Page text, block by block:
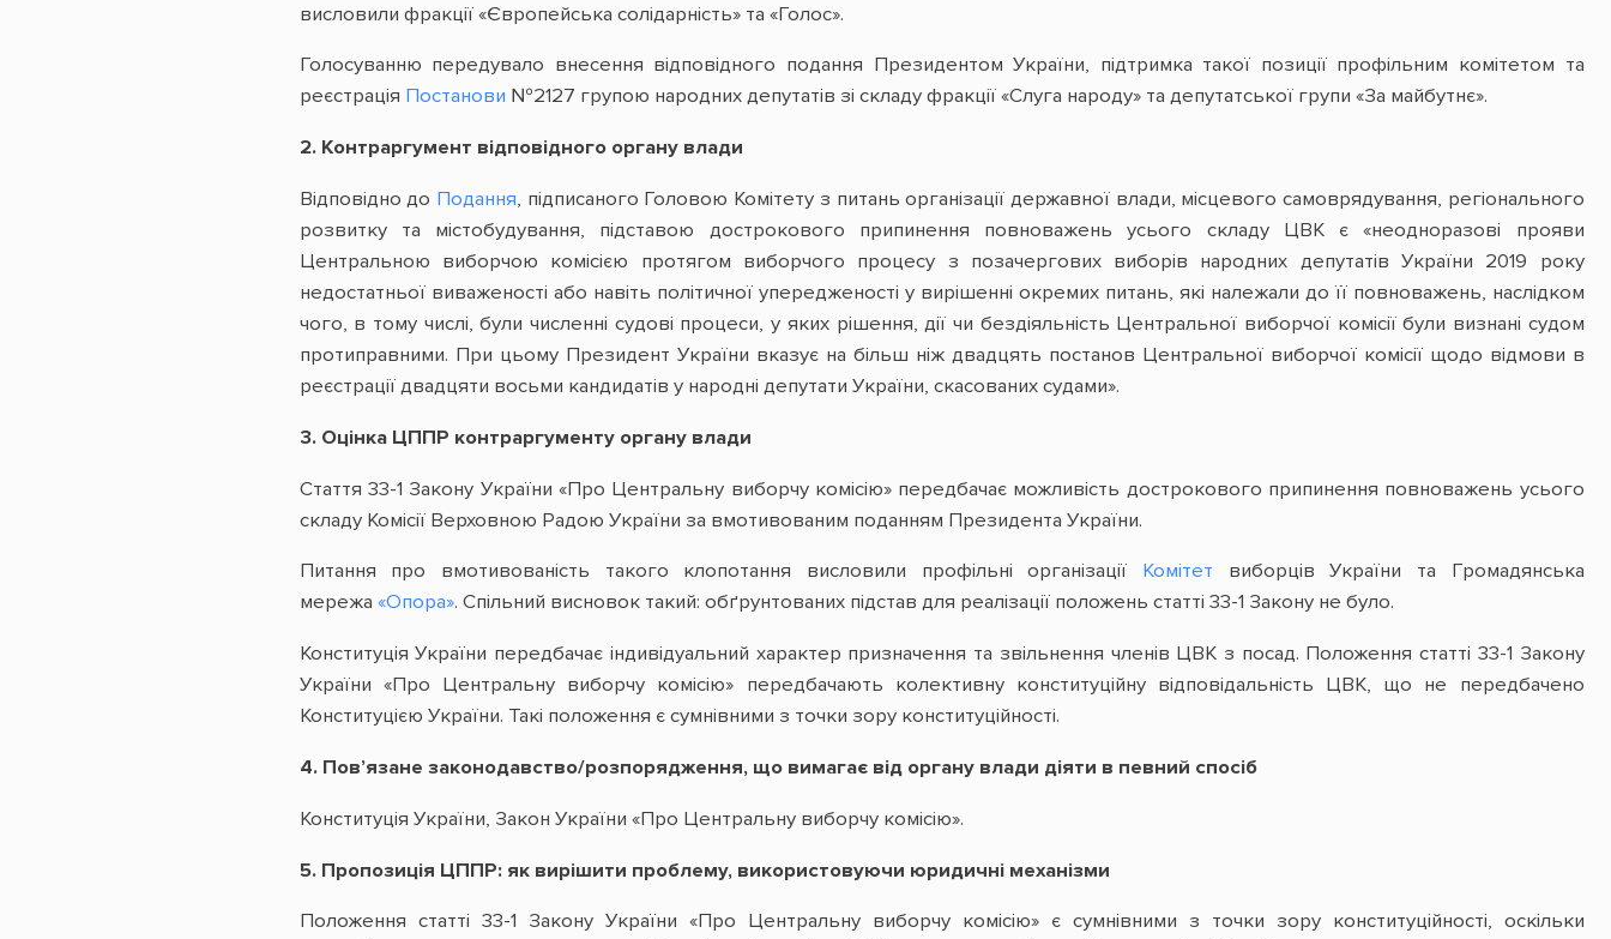
висловили фракції «Європейська солідарність» та «Голос».
Голосуванню передувало внесення відповідного подання Президентом України, підтримка такої позиції профільним комітетом та
реєстрація Постанови №2127 групою народних депутатів зі складу фракції «Слуга народу» та депутатської групи «За майбутнє».
2. Контраргумент відповідного органу влади
Відповідно до Подання, підписаного Головою Комітету з питань організації державної влади, місцевого самоврядування, регіонального
розвитку та містобудування, підставою дострокового припинення повноважень усього складу ЦВК є «неодноразові прояви
Центральною виборчою комісією протягом виборчого процесу з позачергових виборів народних депутатів України 2019 року
недостатньої виваженості або навіть політичної упередженості у вирішенні окремих питань, які належали до її повноважень, наслідком
чого, в тому числі, були численні судові процеси, у яких рішення, дії чи бездіяльність Центральної виборчої комісії були визнані судом
протиправними. При цьому Президент України вказує на більш ніж двадцять постанов Центральної виборчої комісії щодо відмови в
реєстрації двадцяти восьми кандидатів у народні депутати України, скасованих судами».
3. Оцінка ЦППР контраргументу органу влади
Стаття 33-1 Закону України «Про Центральну виборчу комісію» передбачає можливість дострокового припинення повноважень усього
складу Комісії Верховною Радою України за вмотивованим поданням Президента України.
Питання про вмотивованість такого клопотання висловили профільні організації Комітет виборців України та Громадянська
мережа «Опора». Спільний висновок такий: обґрунтованих підстав для реалізації положень статті 33-1 Закону не було.
Конституція України передбачає індивідуальний характер призначення та звільнення членів ЦВК з посад. Положення статті 33-1 Закону
України «Про Центральну виборчу комісію» передбачають колективну конституційну відповідальність ЦВК, що не передбачено
Конституцією України. Такі положення є сумнівними з точки зору конституційності.
4. Пов’язане законодавство/розпорядження, що вимагає від органу влади діяти в певний спосіб
Конституція України, Закон України «Про Центральну виборчу комісію».
5. Пропозиція ЦППР: як вирішити проблему, використовуючи юридичні механізми
Положення статті 33-1 Закону України «Про Центральну виборчу комісію» є сумнівними з точки зору конституційності, оскільки